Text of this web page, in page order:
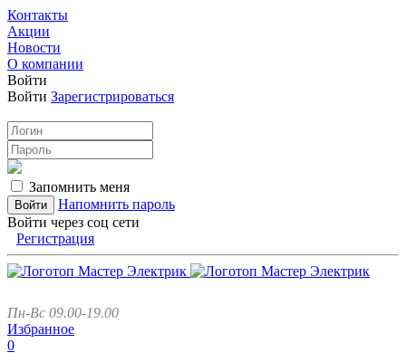
Контакты
Акции
Новости
О компании
Войти
Войти Зарегистрироваться
Запомнить меня
Напомнить пароль
Войти через соц сети
Регистрация
Пн-Вс 09.00-19.00
Избранное
0